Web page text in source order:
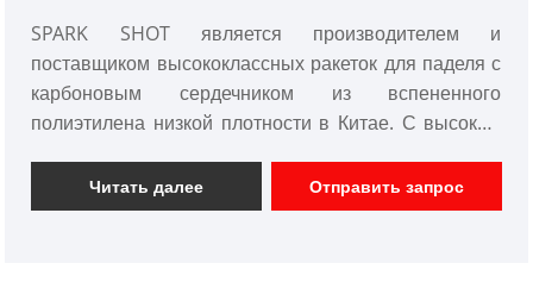
плотности
SPARK SHOT является производителем и
поставщиком высококлассных ракеток для паделя с
карбоновым сердечником из вспененного
полиэтилена низкой плотности в Китае. С высоким
ориентируемся на дизайн и производство
углеродных ракеток для весла, углеродных ракеток
Читать далее Отправить запрос